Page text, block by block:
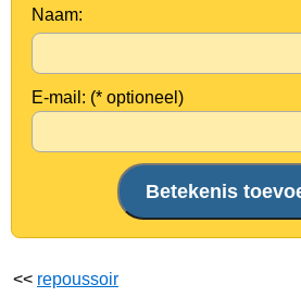
Naam:
E-mail: (* optioneel)
<< repoussoir